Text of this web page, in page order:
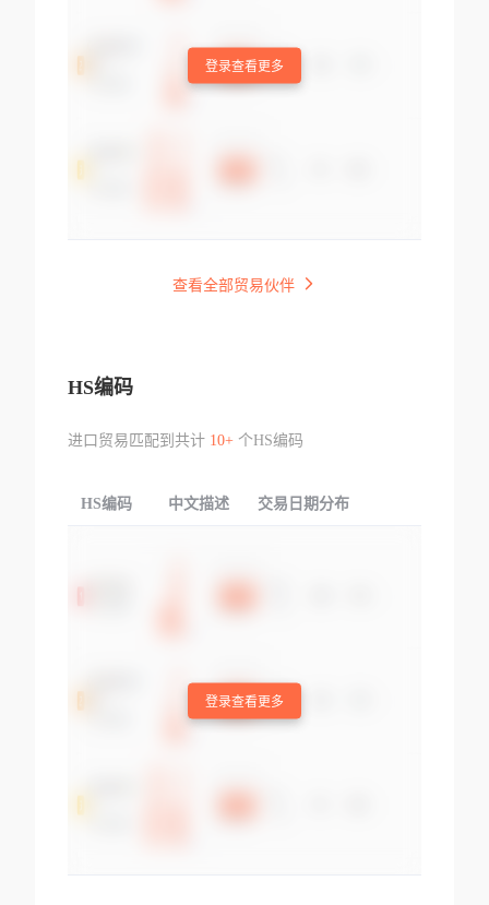
登录查看更多
查看全部贸易伙伴
HS编码
进口贸易匹配到共计 10+个HS编码
HS编码 中文描述 交易日期分布
登录查看更多